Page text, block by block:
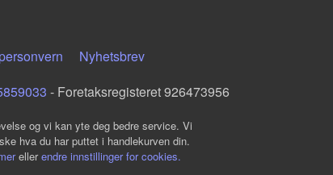
Nyhetsbrev
- Foretaksregisteret 926473956
og vi kan yte deg bedre service. Vi
hva du har puttet i handlekurven din.
ellerendre innstillinger for cookies.